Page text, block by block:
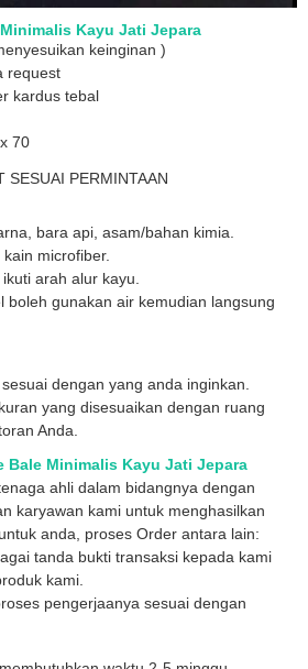
Kayu Jati Jepara
keinginan )
request
kardus tebal
70
SESUAI PERMINTAAN
bara api, asam/bahan kimia.
microfiber.
arah alur kayu.
boleh gunakan air kemudian langsung
dengan yang anda inginkan.
yang disesuaikan dengan ruang
Anda.
Bale Minimalis Kayu Jati Jepara
ahli dalam bidangnya dengan
karyawan kami untuk menghasilkan
anda, proses Order antara lain:
tanda bukti transaksi kepada kami
kami.
pengerjaanya sesuai dengan